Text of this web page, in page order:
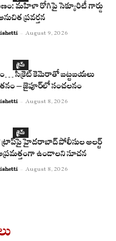
మహిళా రోగిపై సెక్యూరిటీ గార్డు
ప్రవర్తన
- August 9, 2026
క్రైమ్
సీక్రెట్ కెమెరాతో బట్టబయలు
– జైపూర్‌లో సంచలనం
- August 8, 2026
క్రైమ్
హైదరాబాద్ పోలీసుల అలర్ట్
ఉండాలని సూచన
- August 8, 2026